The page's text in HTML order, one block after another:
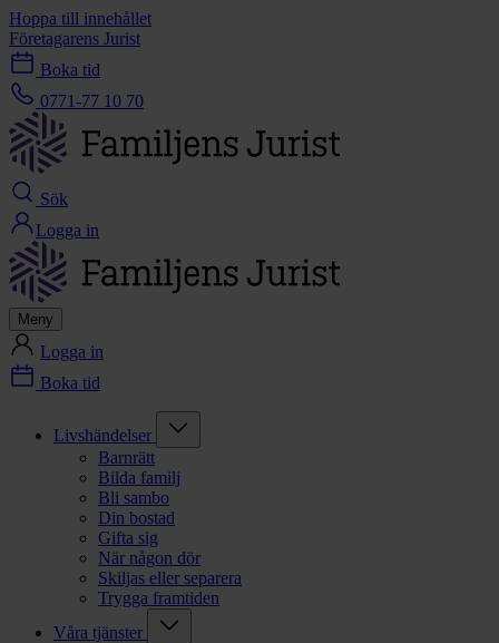
Hoppa till innehållet
Företagarens Jurist
Boka tid
0771-77 10 70
Sök
Logga in
Meny
Logga in
Boka tid
Livshändelser
Barnrätt
Bilda familj
Bli sambo
Din bostad
Gifta sig
När någon dör
Skiljas eller separera
Trygga framtiden
Våra tjänster